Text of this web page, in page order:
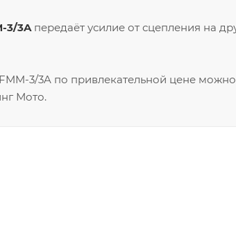
3/3A передаёт усилие от сцепления на
3/3A по привлекательной цене
Мото.